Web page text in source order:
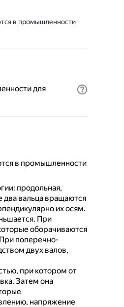
в промышленности
для
в промышленности
продольная,
два вальца вращаются
их осям.
При
оборачиваются
При поперечно-
двух валов,
при котором от
Затем она
напряжение